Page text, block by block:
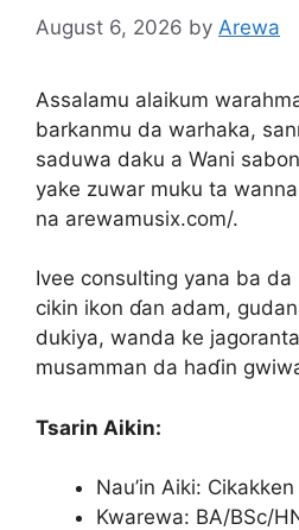
August 6, 2026 by Arewa
Assalamu alaikum
barkanmu da warhaka,
saduwa daku a Wani
yake zuwar muku ta
na arewamusix.com/.
Ivee consulting yana ba
cikin ikon ɗan adam,
dukiya, wanda ke
musamman da haɗin
Tsarin Aikin:
Nau’in Aiki:
Kwarewa: BA/BSc/